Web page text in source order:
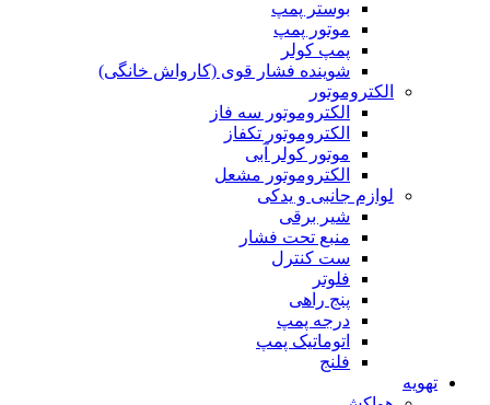
بوستر پمپ
موتور پمپ
پمپ کولر
شوینده فشار قوی (کارواش خانگی)
الکتروموتور
الکتروموتور سه فاز
الکتروموتور تکفاز
موتور کولر آبی
الکتروموتور مشعل
لوازم جانبی و یدکی
شیر برقی
منبع تحت فشار
ست کنترل
فلوتر
پنج راهی
درجه پمپ
اتوماتیک پمپ
فلنج
تهویه